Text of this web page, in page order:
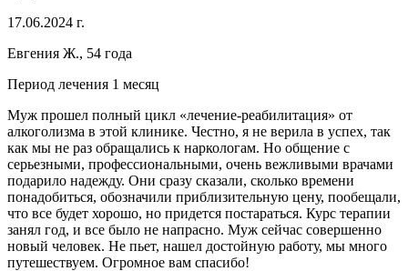
17.06.2024 г.
Евгения Ж., 54 года
Период лечения 1 месяц
Муж прошел полный цикл «лечение-реабилитация» от
алкоголизма в этой клинике. Честно, я не верила в успех, так
как мы не раз обращались к наркологам. Но общение с
серьезными, профессиональными, очень вежливыми врачами
подарило надежду. Они сразу сказали, сколько времени
понадобиться, обозначили приблизительную цену, пообещали,
что все будет хорошо, но придется постараться. Курс терапии
занял год, и все было не напрасно. Муж сейчас совершенно
новый человек. Не пьет, нашел достойную работу, мы много
путешествуем. Огромное вам спасибо!